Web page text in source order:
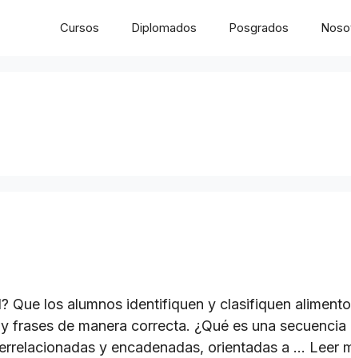
Cursos Diplomados Posgrados
Que los alumnos identifiquen y clasifiquen
de manera correcta. ¿Qué es una
y encadenadas, orientadas a … Leer